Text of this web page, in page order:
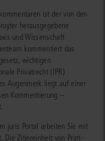
ist der von den
herausgegebene
und Wissenschaft
kommentiert das
wichtigen
Privatrecht (IPR)
Augenmerk liegt auf einer
Kommentierung –
juris Portal arbeiten Sie mit
Die Zitiereinheit von Print-